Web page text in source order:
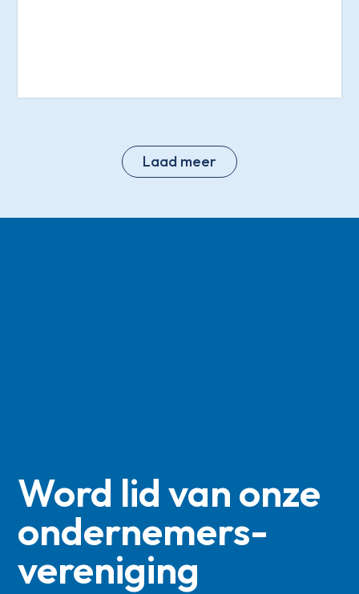
Laad meer
Word lid van onze
ondernemers­
vereniging